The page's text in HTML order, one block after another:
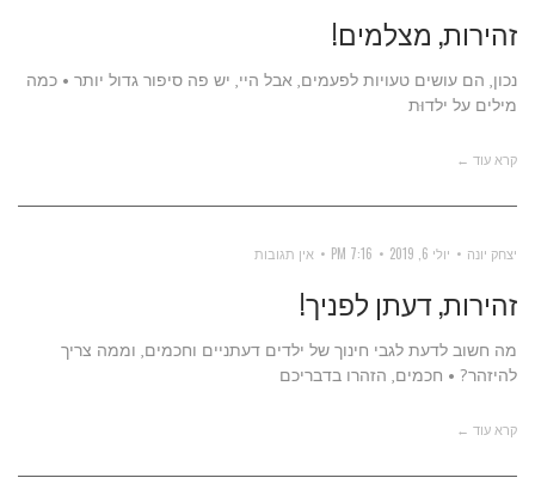
זהירות, מצלמים!
נכון, הם עושים טעויות לפעמים, אבל היי, יש פה סיפור גדול יותר • כמה
מילים על ילדוּת
קרא עוד ←
יצחק יונה יולי 6, 2019 7:16 PM אין תגובות
זהירות, דעתן לפניך!
מה חשוב לדעת לגבי חינוך של ילדים דעתניים וחכמים, וממה צריך
להיזהר? • חכמים, הזהרו בדבריכם
קרא עוד ←